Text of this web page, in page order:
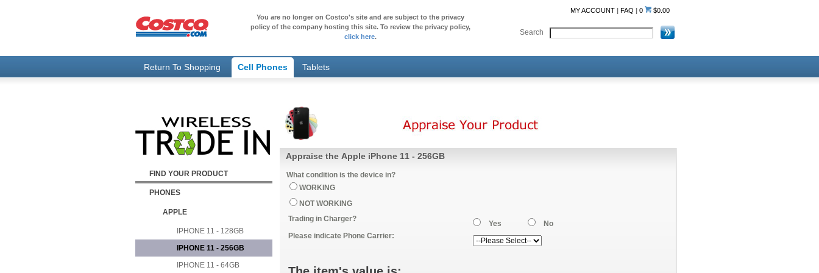
You are no longer on Costco's site and are subject to the privacy
policy of the company hosting this site. To review the privacy policy,
click here.
MY ACCOUNT | FAQ |0 $0.00
Search
Return To Shopping Cell Phones Tablets
FIND YOUR PRODUCT
PHONES
APPLE
IPHONE 11 - 128GB
IPHONE 11 - 256GB
IPHONE 11 - 64GB
Appraise the Apple iPhone 11 - 256GB
What condition is the device in?
WORKING
NOT WORKING
Trading in Charger?
Yes
No
Please indicate Phone Carrier: